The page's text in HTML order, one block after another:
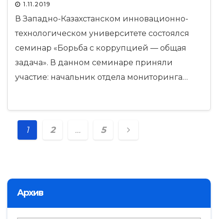
1.11.2019
В Западно-Казахстанском инновационно-
технологическом университете состоялся
семинар «Борьба с коррупцией — общая
задача». В данном семинаре приняли
участие: начальник отдела мониторинга…
Навигация
1 2 … 5
Архив